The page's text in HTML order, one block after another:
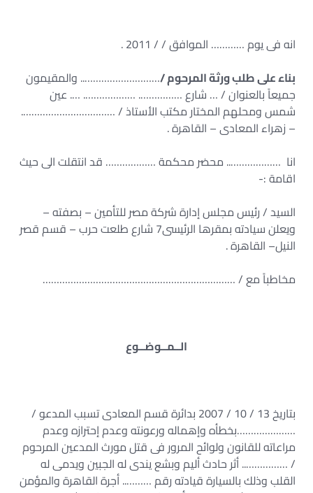
انه فى يوم ………… الموافق / / 2011 .
بناء على طلب ورثة المرحوم /……………………….. والمقيمون
جميعاً بالعنوان / … شارع ……………. ………………. …. عين
شمس ومحلهم المختار مكتب الأستاذ / …………………………….
– زهراء المعادى – القاهرة .
انا ……………….. محضر محكمة ……………… قد انتقلت الى حيث
اقامة :-
السيد / رئيس مجلس إدارة شركة مصر للتأمين – بصفته –
ويعلن سيادته بمقرها الرئيسى7 شارع طلعت حرب – قسم قصر
النيل– القاهرة .
مخاطباً مع / ……………………………………………………………
الــمــوضــوع
بتاريخ 13 / 10 / 2007 بدائرة قسم المعادى تسبب المدعو /
…………………بخطأه وإهماله ورعونته وعدم إحترازه وعدم
مراعاته للقانون ولوائح المرور فى قتل مورث المدعين المرحوم
/ …………….. أثر حادث أليم وبشع يندى له الجبين ويدمى له
القلب وذلك بالسيارة قيادته رقم ……….. أجرة القاهرة والمؤمن